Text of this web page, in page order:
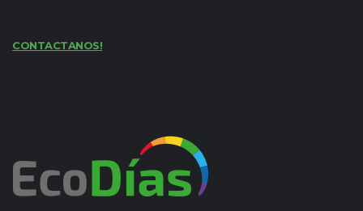
CONTACTANOS!